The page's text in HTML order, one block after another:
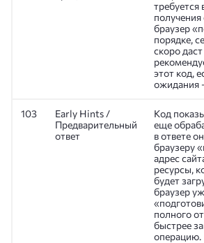
требуется
браузер
порядке,
скоро
этот код,
ожидания
103
Early Hints /
Предварительный
ответ
Код
еще
в ответе
браузеру
адрес
ресурсы,
будет
браузер
полного
быстрее
операцию.